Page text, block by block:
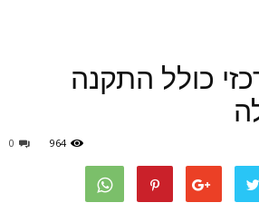
כולל התקנה
0 964